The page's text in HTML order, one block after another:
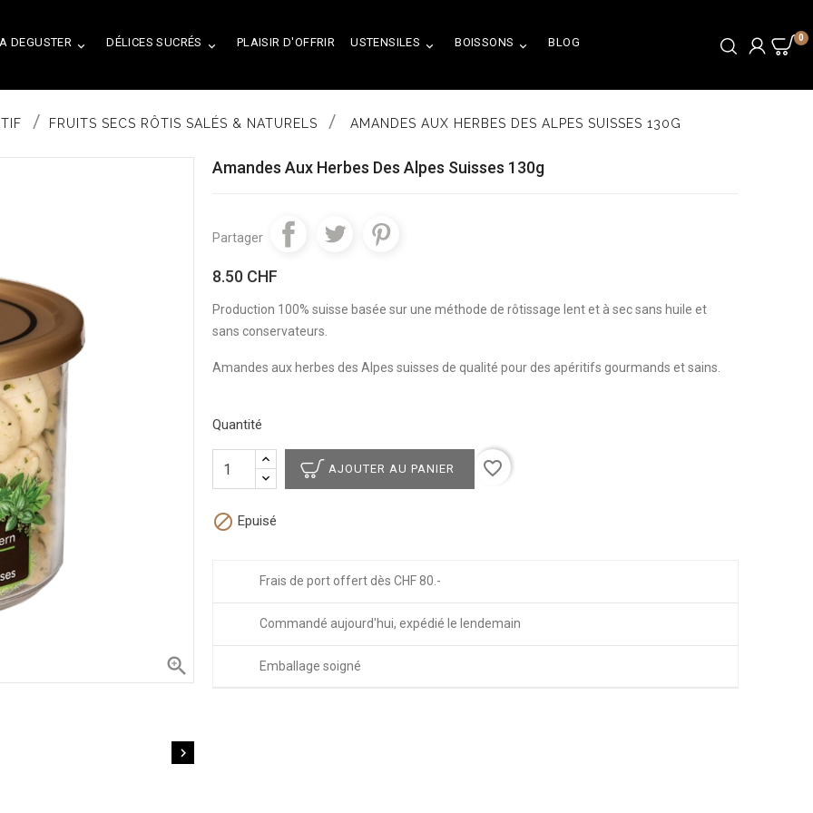
0

A DEGUSTER 
DÉLICES SUCRÉS PLAISIR D'OFFRIR 
USTENSILES 
BOISSONS BLOG
FRUITS SECS RÔTIS SALÉS & NATURELS AMANDES AUX HERBES DES ALPES SUISSES 130G


Amandes Aux Herbes Des Alpes Suisses 130g
Partager
8.50 CHF
Production 100% suisse basée sur une méthode de rôtissage lent et à sec sans huile et
sans conservateurs.
Amandes aux herbes des Alpes suisses de qualité pour des apéritifs gourmands et sains.
Quantité
AJOUTER AU PANIER favorite_border
 Epuisé
Frais de port offert dès CHF 80.-
Commandé aujourd'hui, expédié le lendemain
Emballage soigné